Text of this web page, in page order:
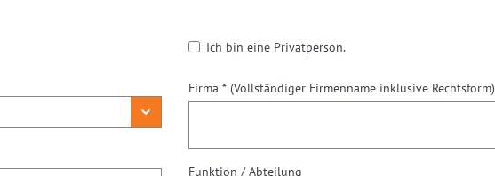
Ich bin eine Privatperson.
Firma * (Vollständiger Firmenname inklusive Rechtsform)
Funktion / Abteilung